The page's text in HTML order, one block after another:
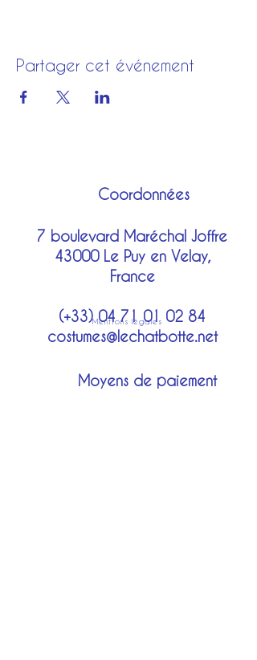
Partager cet événement
Mentions légales
Coordonnées
7 boulevard Maréchal Joffre
43000 Le Puy en Velay,
France
(+33)04 71 01 02 84
costumes@lechatbotte.net
Moyens de paiement